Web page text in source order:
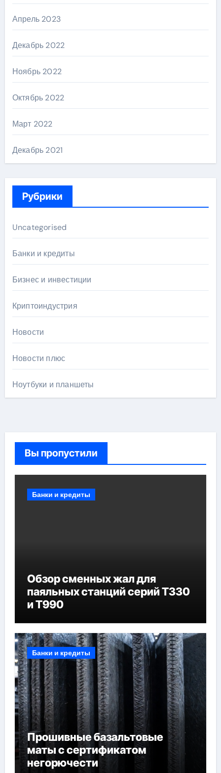
Апрель 2023
Декабрь 2022
Ноябрь 2022
Октябрь 2022
Март 2022
Декабрь 2021
Рубрики
Uncategorised
Банки и кредиты
Бизнес и инвестиции
Криптоиндустрия
Новости
Новости плюс
Ноутбуки и планшеты
Вы пропустили
Банки и кредиты
Обзор сменных жал для
паяльных станций серий T330
и T990
Банки и кредиты
Прошивные базальтовые
маты с сертификатом
негорючести